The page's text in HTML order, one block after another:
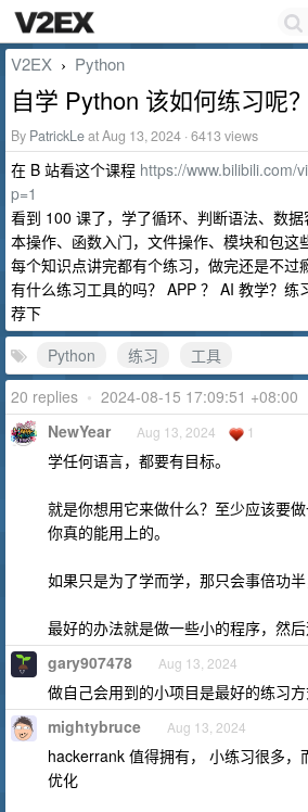
V2EX › Python
自学 Python 该如何练习呢？
By PatrickLeat Aug 13, 2024 · 6413 views
在 B 站看这个课程 https://www.bilibili.com/
p=1
看到 100 课了，学了循环、判断语法、数
本操作、函数入门，文件操作、模块和包这
每个知识点讲完都有个练习，做完还是不过
有什么练习工具的吗？ APP ？ AI 教学？练
荐下
Python
练习
工具
20 replies • 2024-08-15 17:09:51 +08:00
NewYear Aug 13, 2024 1
学任何语言，都要有目标。
就是你想用它来做什么？至少应该要
你真的能用上的。
如果只是为了学而学，那只会事倍功半
最好的办法就是做一些小的程序，然后
gary907478 Aug 13, 2024
做自己会用到的小项目是最好的练习
mightybruce Aug 13, 2024
hackerrank 值得拥有， 小练习很多，
优化